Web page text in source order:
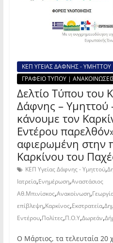
ΚΕΠ ΥΓΕΙΑΣ ΔΑΦΝΗΣ - ΥΜΗΤΤΟΥ
ΓΡΑΦΕΙΟ ΤΥΠΟΥ |
Δελτίο Τύπου του
Δάφνης – Υμηττού
κάνουμε τον
Εντέρου
αφιερωμένη στην
Καρκίνου του
ΚΕΠ Υγείας Δάφνης - Υμηττού,
Ιατρεία,Ενημέρωση,Αναστάσιος
Αθ.Μπινίσκος,Ανακοίνωση,
επίβλεψη,Καρκίνος,Εκστρατεία,
Εντέρου,Πολίτες,Π.Ο.Υ,Δωρεάν,
O Mάρτιος, τα τελευταία 20